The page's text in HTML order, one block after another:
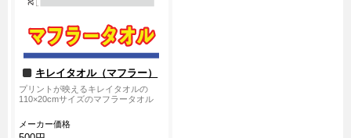
キレイタオル（マフラー）
プリントが映えるキレイタオルの
110×20cmサイズのマフラータオル
メーカー価格